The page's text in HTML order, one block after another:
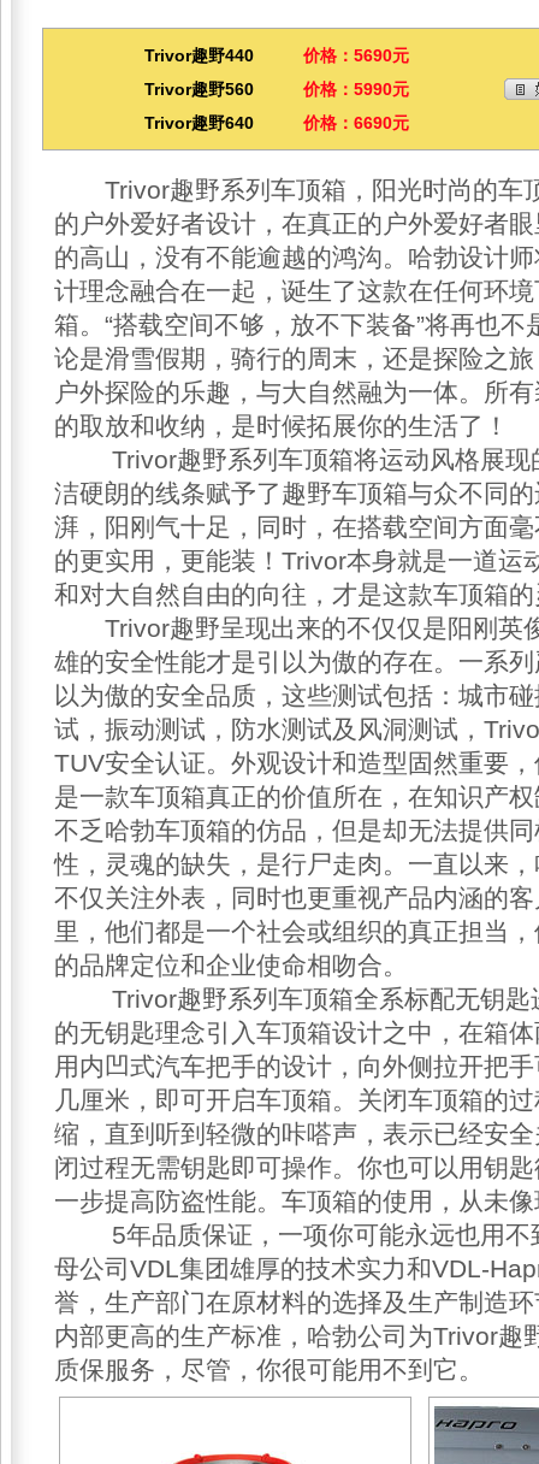
Trivor趣野440
价格：5690元
Trivor趣野560
价格：5990元
Trivor趣野640
价格：6690元
Trivor趣野系列车顶箱，阳光时尚的车
的户外爱好者设计，在真正的户外爱好者
的高山，没有不能逾越的鸿沟。哈勃设计
计理念融合在一起，诞生了这款在任何环
箱。“搭载空间不够，放不下装备”将再也
论是滑雪假期，骑行的周末，还是探险之
户外探险的乐趣，与大自然融为一体。所
的取放和收纳，是时候拓展你的生活了！
Trivor趣野系列车顶箱将运动风格展现
洁硬朗的线条赋予了趣野车顶箱与众不同
湃，阳刚气十足，同时，在搭载空间方面
的更实用，更能装！Trivor本身就是一道运
和对大自然自由的向往，才是这款车顶箱
Trivor趣野呈现出来的不仅仅是阳刚英
雄的安全性能才是引以为傲的存在。一系
以为傲的安全品质，这些测试包括：城市
试，振动测试，防水测试及风洞测试，
TUV安全认证。外观设计和造型固然重要
是一款车顶箱真正的价值所在，在知识产
不乏哈勃车顶箱的仿品，但是却无法提供
性，灵魂的缺失，是行尸走肉。一直以来
不仅关注外表，同时也更重视产品内涵的
里，他们都是一个社会或组织的真正担当
的品牌定位和企业使命相吻合。
Trivor趣野系列车顶箱全系标配无钥匙
的无钥匙理念引入车顶箱设计之中，在箱
用内凹式汽车把手的设计，向外侧拉开把
几厘米，即可开启车顶箱。关闭车顶箱的
缩，直到听到轻微的咔嗒声，表示已经安
闭过程无需钥匙即可操作。你也可以用钥
一步提高防盗性能。车顶箱的使用，从未
5年品质保证，一项你可能永远也用不
母公司VDL集团雄厚的技术实力和VDL-
誉，生产部门在原材料的选择及生产制造
内部更高的生产标准，哈勃公司为Trivor趣
质保服务，尽管，你很可能用不到它。